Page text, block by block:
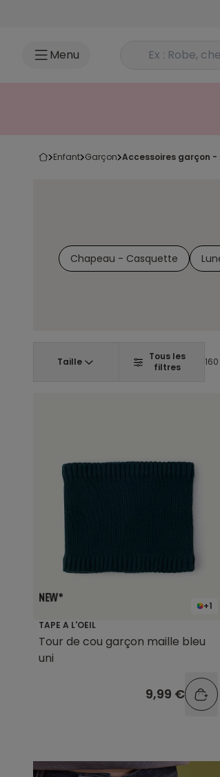
Menu Rechercher un
enfant garçon accessoires garçon
Chapeau - Casquette
Taille
Tous les
filtres
+1
TAPE A L'OEIL
Tour de cou garçon maille bleu
uni
9,99 €